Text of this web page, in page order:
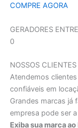
COMPRE AGORA
GERADORES
0
NOSSOS CLIENTES
Atendemos
confiáveis em
Grandes marcas já
empresa pode ser
Exiba sua marca